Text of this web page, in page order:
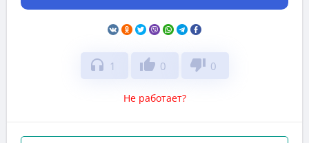
headphones 1 thumb_up 0 thumb_down 0
Не работает?